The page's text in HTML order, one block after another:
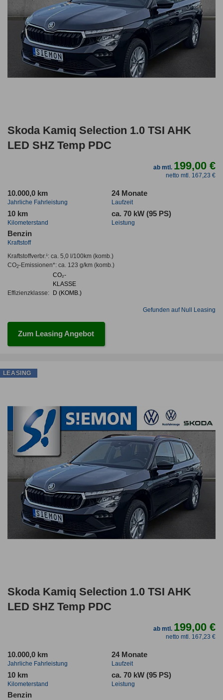
Skoda Kamiq Selection 1.0 TSI AHK
LED SHZ Temp PDC
ab mtl. 199,00 €
netto mtl. 167,23 €
10.000,0 km
Jahrliche Fahrleistung
24 Monate
Laufzeit
10 km
Kilometerstand
ca. 70 kW (95 PS)
Leistung
Benzin
Kraftstoff
Kraftstoffverbr.¹: ca. 5,0 l/100km(komb.)
CO2-Emissionen*: ca. 123 g/km(komb.)
Effizienzklasse:
CO₂-
KLASSE
D (KOMB.)
Gefunden auf Null Leasing
Zum Leasing Angebot
Skoda Kamiq Selection 1.0 TSI AHK
LED SHZ Temp PDC
ab mtl. 199,00 €
netto mtl. 167,23 €
10.000,0 km
Jahrliche Fahrleistung
24 Monate
Laufzeit
10 km
Kilometerstand
ca. 70 kW (95 PS)
Leistung
Benzin
LEASING